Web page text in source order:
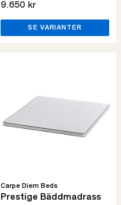
9.650 kr
SE VARIANTER
Carpe Diem Beds
Prestige Bäddmadrass